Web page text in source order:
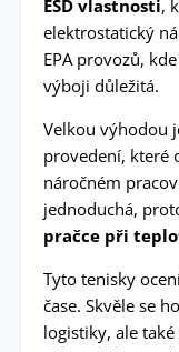
ESD vlastnosti,
elektrostatický
EPA provozů,
výboji důležitá.
Velkou výhodou
provedení, které
náročném
jednoduchá,
pračce při
Tyto tenisky
čase. Skvěle se
logistiky, ale